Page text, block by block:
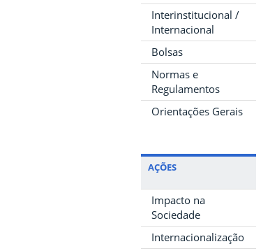
Interinstitucional /
Internacional
Bolsas
Normas e
Regulamentos
Orientações Gerais
AÇÕES
Impacto na
Sociedade
Internacionalização